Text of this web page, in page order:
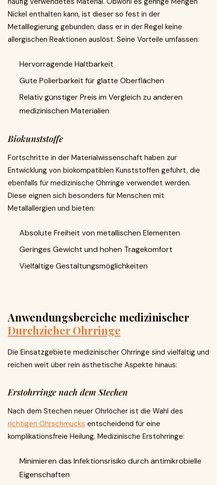
Nickel enthalten kann, ist dieser so fest in der
Metalllegierung gebunden, dass er in der Regel keine
allergischen Reaktionen auslöst. Seine Vorteile umfassen:
Hervorragende Haltbarkeit
Gute Polierbarkeit für glatte Oberflächen
Relativ günstiger Preis im Vergleich zu anderen
medizinischen Materialien
Biokunststoffe
Fortschritte in der Materialwissenschaft haben zur
Entwicklung von biokompatiblen Kunststoffen geführt, die
ebenfalls für medizinische Ohrringe verwendet werden.
Diese eignen sich besonders für Menschen mit
Metallallergien und bieten:
Absolute Freiheit von metallischen Elementen
Geringes Gewicht und hohen Tragekomfort
Vielfältige Gestaltungsmöglichkeiten
Anwendungsbereiche medizinischer
Durchzieher Ohrringe
Die Einsatzgebiete medizinischer Ohrringe sind vielfältig und
reichen weit über rein ästhetische Aspekte hinaus:
Erstohrringe nach dem Stechen
Nach dem Stechen neuer Ohrlöcher ist die Wahl des
richtigen Ohrschmucks entscheidend für eine
komplikationsfreie Heilung. Medizinische Erstohrringe:
Minimieren das Infektionsrisiko durch antimikrobielle
Eigenschaften